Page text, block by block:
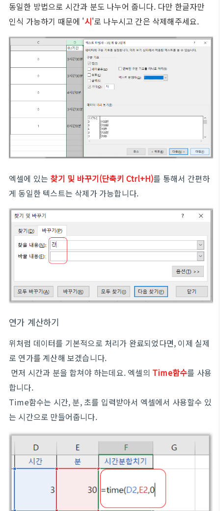
동일한 방법으로 시간과 분도 나누어 줍니다. 다만 한글자만
인식 가능하기 때문에 '시'로 나누시고 간은 삭제해주세요.
엑셀에 있는 찾기 및 바꾸기(단축키 Ctrl+H)를 통해서 간편하
게 동일한 텍스트는 삭제가 가능합니다.
연가 계산하기
위처럼 데이터를 기본적으로 처리가 완료되었다면, 이제 실제
로 연가를 계산해 보겠습니다.
먼저 시간과 분을 합쳐야 하는데요. 엑셀의 Time함수를 사용
합니다.
Time함수는 시간, 분, 초를 입력받아서 엑셀에서 사용할수 있
는 시간으로 만들어줍니다.